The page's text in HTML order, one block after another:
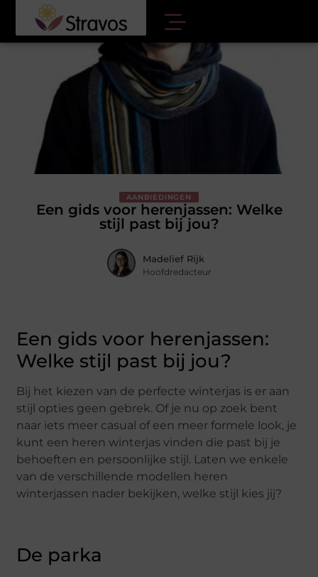
AANBIEDINGEN
Een gids voor herenjassen: Welke
stijl past bij jou?
Madelief Rijk
Hoofdredacteur
Een gids voor herenjassen:
Welke stijl past bij jou?
Bij het kiezen van de perfecte winterjas is er aan
stijl opties geen gebrek. Of je nu op zoek bent
naar iets meer casual of een meer formele look, je
kunt een heren winterjas vinden die past bij je
behoeften en persoonlijke stijl. Laten we enkele
van de verschillende modellen heren
winterjassen nader bekijken, welke stijl kies jij?
De parka